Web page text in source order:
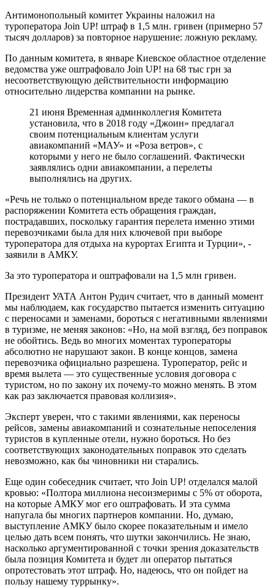
Антимонопольный комитет Украины наложил на
туроператора Join UP! штраф в 1,5 млн. гривен (примерно 57
тысяч долларов) за повторное нарушение: ложную рекламу.
По данным комитета, в январе Киевское областное отделение
ведомства уже оштрафовало Join UP! на 68 тыс грн за
несоответствующую действительности информацию
относительно лидерства компании на рынке.
21 июня Временная админколлегия Комитета
установила, что в 2018 году «Джоин» предлагал
своим потенциальным клиентам услуги
авиакомпаний «МАУ» и «Роза ветров», с
которыми у него не было соглашений. Фактически
заявлялись одни авиакомпании, а перелеты
выполнялись на других.
«Речь не только о потенциальном вреде такого обмана — в
распоряжении Комитета есть обращения граждан,
пострадавших, поскольку гарантия перелета именно этими
перевозчиками была для них ключевой при выборе
туроператора для отдыха на курортах Египта и Турции», -
заявили в АМКУ.
За это туроператора и оштрафовали на 1,5 млн гривен.
Президент УАТА Антон Рудич считает, что в данный момент
мы наблюдаем, как государство пытается изменить ситуацию
с переносами и заменами, бороться с негативными явлениями
в туризме, не меняя законов: «Но, на мой взгляд, без поправок
не обойтись. Ведь во многих моментах туроператоры
абсолютно не нарушают закон. В конце концов, замена
перевозчика официально разрешена. Туроператор, рейс и
время вылета — это существенные условия договора с
туристом, но по закону их почему-то можно менять. В этом
как раз заключается правовая коллизия».
Эксперт уверен, что с такими явлениями, как переносы
рейсов, замены авиакомпаний и сознательные непоселения
туристов в купленные отели, нужно бороться. Но без
соответствующих законодательных поправок это сделать
невозможно, как бы чиновники ни старались.
Еще один собеседник считает, что Join UP! отделался малой
кровью: «Полтора миллиона несоизмеримы с 5% от оборота,
на которые АМКУ мог его оштрафовать. И эта сумма
напугала бы многих партнеров компании. Но, думаю,
выступление АМКУ было скорее показательным и имело
целью дать всем понять, что шутки закончились. Не знаю,
насколько аргументированной с точки зрения доказательств
была позиция Комитета и будет ли оператор пытаться
опротестовать этот штраф. Но, надеюсь, что он пойдет на
пользу нашему туррынку».